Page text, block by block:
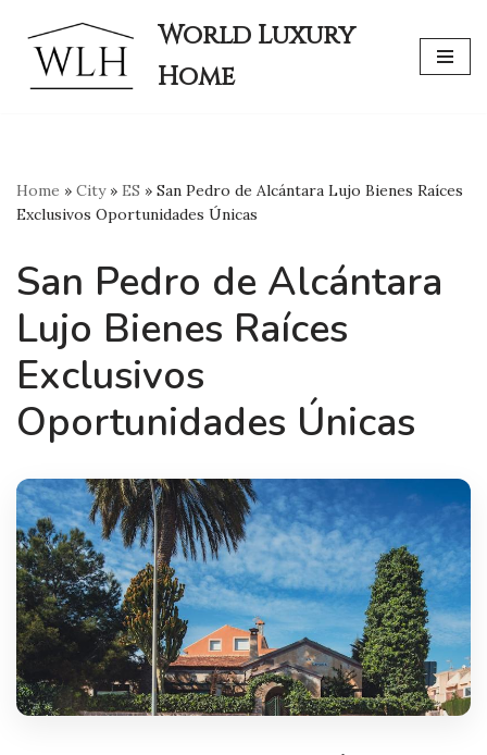
Skip
to
World Luxury
Home
Home » City» ES » San Pedro de Alcántara Lujo Bienes Raíces
Exclusivos Oportunidades Únicas
San Pedro de Alcántara
Lujo Bienes Raíces
Exclusivos
Oportunidades Únicas